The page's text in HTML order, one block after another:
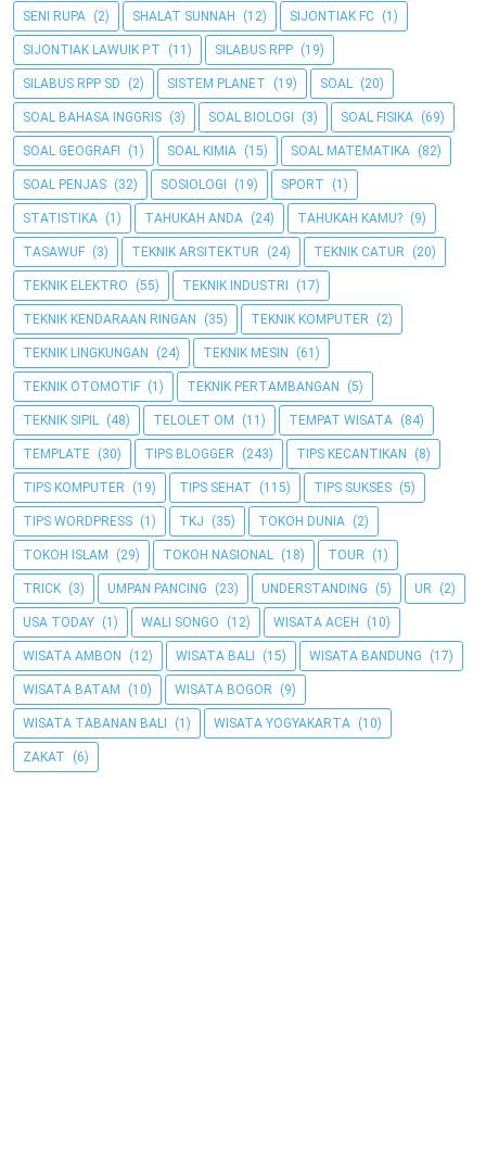
SENI RUPA (2) SHALAT SUNNAH (12) SIJONTIAK FC (1)
SIJONTIAK LAWUIK P.T (11) SILABUS RPP (19)
SILABUS RPP SD (2) SISTEM PLANET (19) SOAL (20)
SOAL BAHASA INGGRIS (3) SOAL BIOLOGI (3) SOAL FISIKA (69)
SOAL GEOGRAFI (1) SOAL KIMIA (15) SOAL MATEMATIKA (82)
SOAL PENJAS (32) SOSIOLOGI (19) SPORT (1)
STATISTIKA (1) TAHUKAH ANDA (24) TAHUKAH KAMU? (9)
TASAWUF (3) TEKNIK ARSITEKTUR (24) TEKNIK CATUR (20)
TEKNIK ELEKTRO (55) TEKNIK INDUSTRI (17)
TEKNIK KENDARAAN RINGAN (35) TEKNIK KOMPUTER (2)
TEKNIK LINGKUNGAN (24) TEKNIK MESIN (61)
TEKNIK OTOMOTIF (1) TEKNIK PERTAMBANGAN (5)
TEKNIK SIPIL (48) TELOLET OM (11) TEMPAT WISATA (84)
TEMPLATE (30) TIPS BLOGGER (243) TIPS KECANTIKAN (8)
TIPS KOMPUTER (19) TIPS SEHAT (115) TIPS SUKSES (5)
TIPS WORDPRESS (1) TKJ (35) TOKOH DUNIA (2)
TOKOH ISLAM (29) TOKOH NASIONAL (18) TOUR (1)
TRICK (3) UMPAN PANCING (23) UNDERSTANDING (5) UR (2)
USA TODAY (1) WALI SONGO (12) WISATA ACEH (10)
WISATA AMBON (12) WISATA BALI (15) WISATA BANDUNG (17)
WISATA BATAM (10) WISATA BOGOR (9)
WISATA TABANAN BALI (1) WISATA YOGYAKARTA (10)
ZAKAT (6)